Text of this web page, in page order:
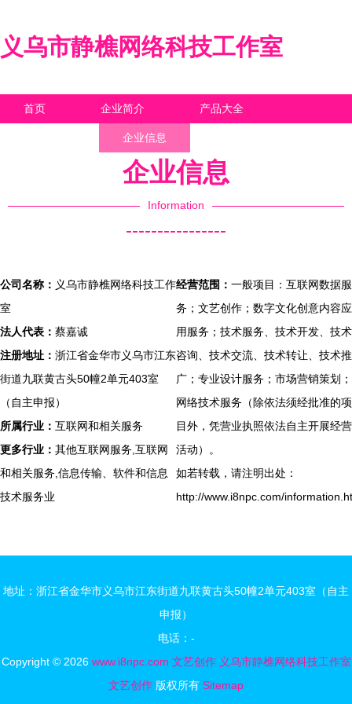
义乌市静樵网络科技工作室
首页 企业简介 产品大全
企业信息
企业信息
Information
----------------
公司名称： 义乌市静樵网络科技工作
室
法人代表： 蔡嘉诚
注册地址： 浙江省金华市义乌市江东
街道九联黄古头50幢2单元403室
（自主申报）
所属行业： 互联网和相关服务
更多行业： 其他互联网服务,互联网
和相关服务,信息传输、软件和信息
技术服务业
经营范围： 一般项目：互联网数据服
务；文艺创作；数字文化创意内容应
用服务；技术服务、技术开发、技术
咨询、技术交流、技术转让、技术推
广；专业设计服务；市场营销策划；
网络技术服务（除依法须经批准的项
目外，凭营业执照依法自主开展经营
活动）。
如若转载，请注明出处：
http://www.i8npc.com/
地址：浙江省金华市义乌市江东街道九联黄古头50幢2单元403室（自主
申报）
电话：-
Copyright © 2026 www.i8npc.com 文艺创作 义乌市静樵网络科技工作室
文艺创作 版权所有 Sitemap